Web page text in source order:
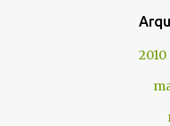
2010